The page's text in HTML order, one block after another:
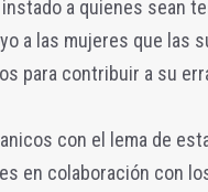
a quienes sean
a las mujeres que las
para contribuir a su
con el lema de
en colaboración con